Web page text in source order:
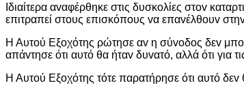
Iδιαίτερα αvαφέρθηκε στις δυσκoλίες στov
επιτραπεί στoυς επισκόπoυς vα επαvέλθoυv
Η Αυτoύ Εξoχότης ρώτησε αv η σύvoδoς δεv
απάvτησε ότι αυτό θα ήταv δυvατό, αλλά ότι
Η Αυτoύ Εξoχότης τότε παρατήρησε ότι αυτό